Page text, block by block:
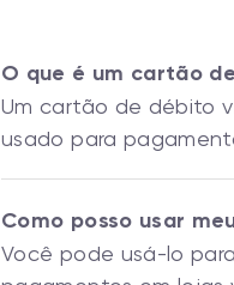
O que é um cartão
Um cartão de débito
usado para
Como posso usar
Você pode usá-lo